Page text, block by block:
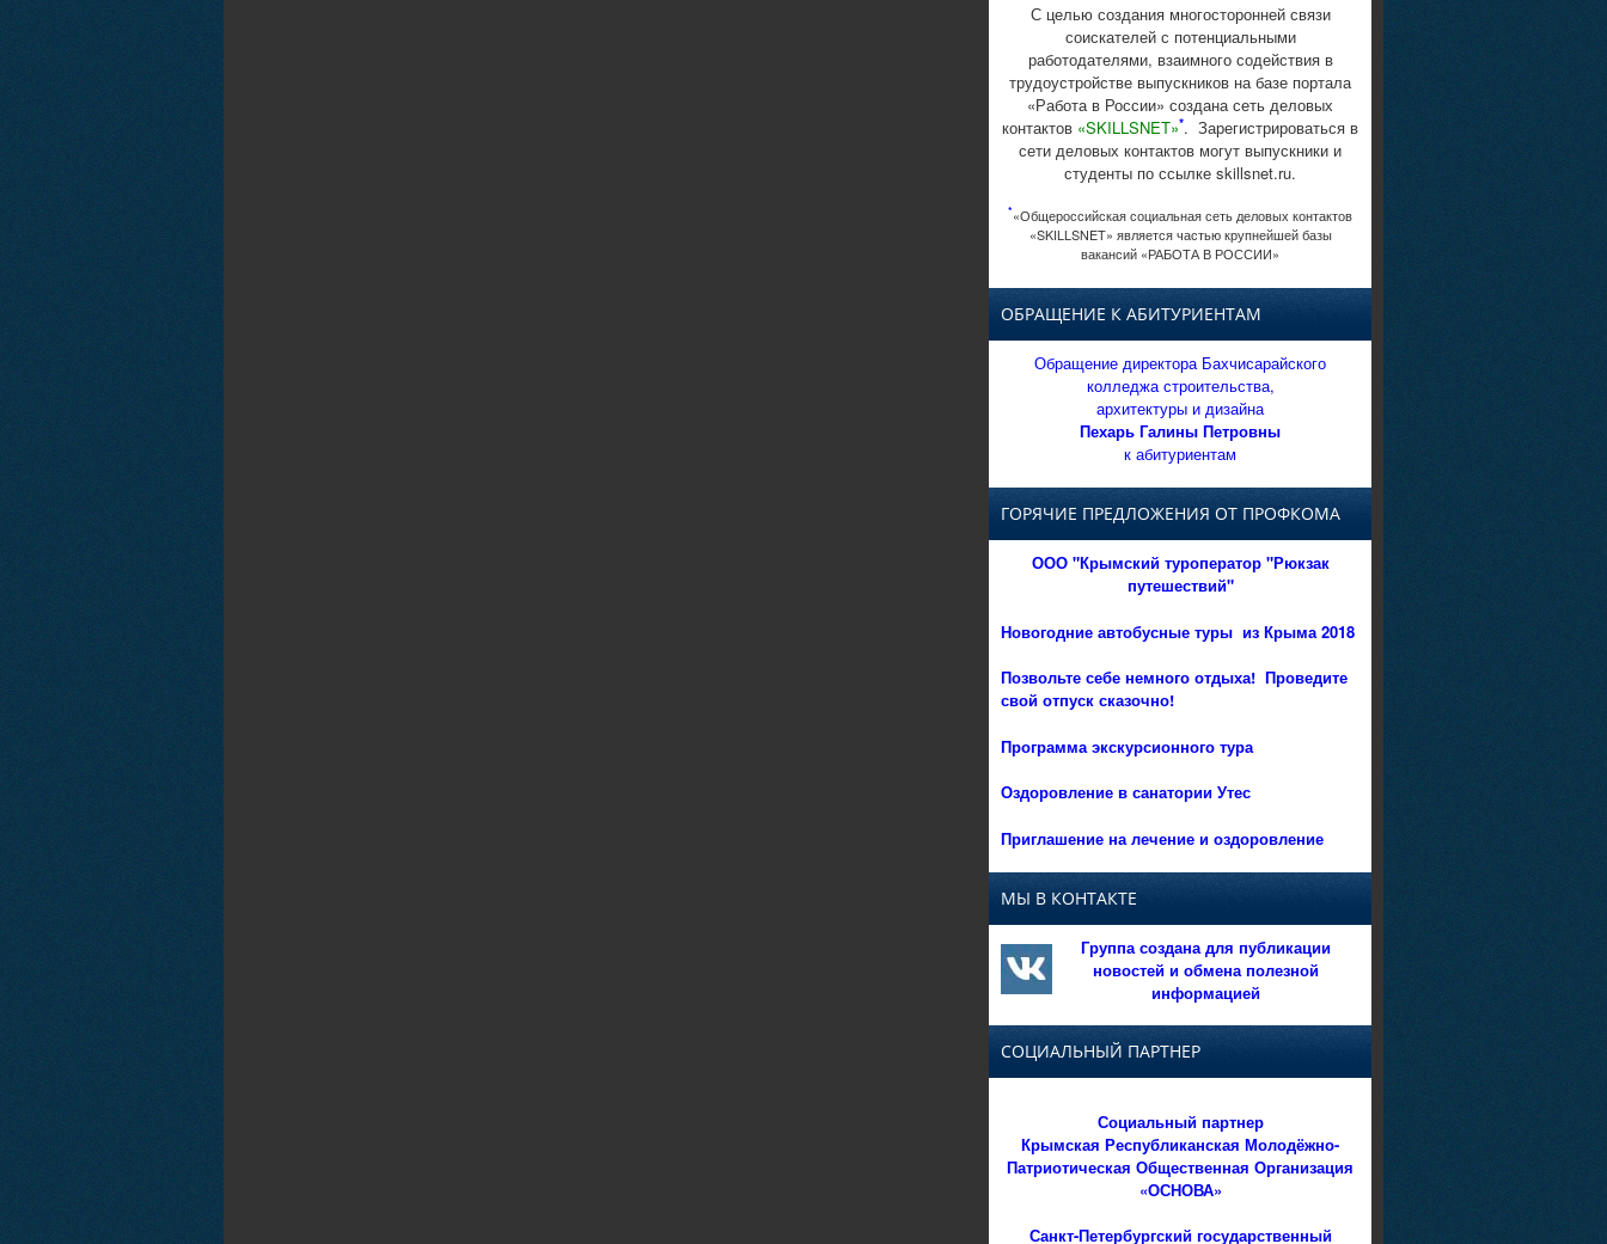
С целью создания многосторонней связи
соискателей с потенциальными
работодателями, взаимного содействия в
трудоустройстве выпускников на базе портала
«Работа в России» создана сеть деловых
контактов «SKILLSNET»*. Зарегистрироваться в
сети деловых контактов могут выпускники и
студенты по ссылке skillsnet.ru.
*«Общероссийская социальная сеть деловых контактов
«SKILLSNET» является частью крупнейшей базы
вакансий «РАБОТА В РОССИИ»
ОБРАЩЕНИЕ К АБИТУРИЕНТАМ
Обращение директора Бахчисарайского
колледжа строительства,
архитектуры и дизайна
Пехарь Галины Петровны
к абитуриентам
ГОРЯЧИЕ ПРЕДЛОЖЕНИЯ ОТ ПРОФКОМА
ООО "Крымский туроператор "Рюкзак
путешествий"
Новогодние автобусные туры из Крыма 2018
Позвольте себе немного отдыха! Проведите
свой отпуск сказочно!
Программа экскурсионного тура
Оздоровление в санатории Утес
Приглашение на лечение и оздоровление
МЫ В КОНТАКТЕ
Группа создана для публикации
новостей и обмена полезной
информацией
СОЦИАЛЬНЫЙ ПАРТНЕР
Социальный партнер
Крымская Республиканская Молодёжно-
Патриотическая Общественная Организация
«ОСНОВА»
Санкт-Петербургский государственный